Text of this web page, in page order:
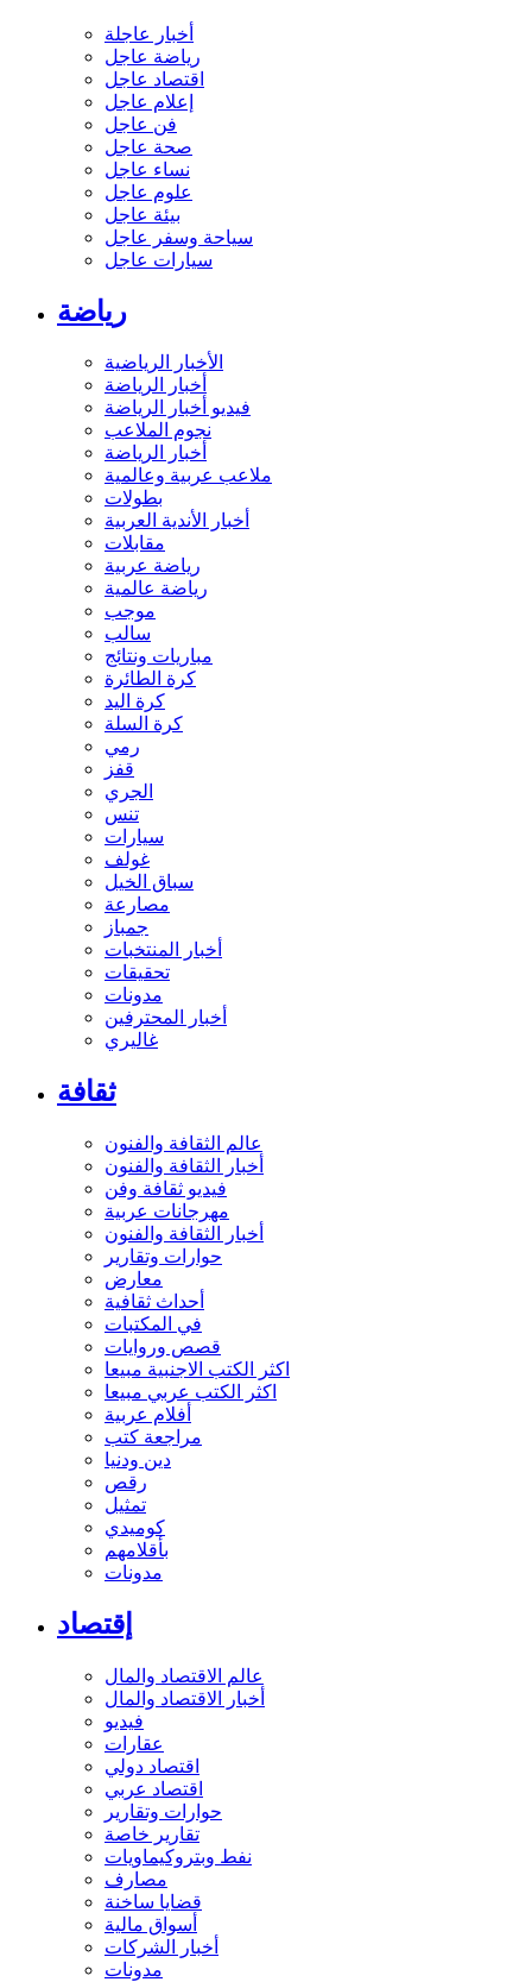
أخبار عاجلة
رياضة عاجل
اقتصاد عاجل
إعلام عاجل
فن عاجل
صحة عاجل
نساء عاجل
علوم عاجل
بيئة عاجل
سياحة وسفر عاجل
سيارات عاجل
رياضة
الأخبار الرياضية
أخبار الرياضة
فيديو أخبار الرياضة
نجوم الملاعب
أخبار الرياضة
ملاعب عربية وعالمية
بطولات
أخبار الأندية العربية
مقابلات
رياضة عربية
رياضة عالمية
موجب
سالب
مباريات ونتائج
كرة الطائرة
كرة اليد
كرة السلة
رمي
قفز
الجري
تنس
سيارات
غولف
سباق الخيل
مصارعة
جمباز
أخبار المنتخبات
تحقيقات
مدونات
أخبار المحترفين
غاليري
ثقافة
عالم الثقافة والفنون
أخبار الثقافة والفنون
فيديو ثقافة وفن
مهرجانات عربية
أخبار الثقافة والفنون
حوارات وتقارير
معارض
أحداث ثقافية
في المكتبات
قصص وروايات
اكثر الكتب الاجنبية مبيعا
اكثر الكتب عربي مبيعا
أفلام عربية
مراجعة كتب
دين ودنيا
رقص
تمثيل
كوميدي
بأقلامهم
مدونات
إقتصاد
عالم الاقتصاد والمال
أخبار الاقتصاد والمال
فيديو
عقارات
اقتصاد دولي
اقتصاد عربي
حوارات وتقارير
تقارير خاصة
نفط وبتروكيماويات
مصارف
قضايا ساخنة
أسواق مالية
أخبار الشركات
مدونات